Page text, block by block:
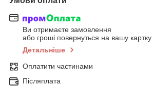
Ви отримаєте замовлення
або гроші повернуться на вашу картку
Детальніше
Оплатити частинами
Післяплата